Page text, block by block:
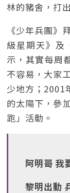
林的豬舍，打
《少年兵團》
級星期天》及
示，其實每周
不容易，大家
少地方；2001
的太陽下，參
跑」活動。
阿明哥 我
黎明出動